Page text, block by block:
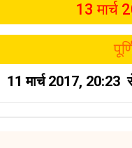
13 मार्च
11 मार्च 2017,